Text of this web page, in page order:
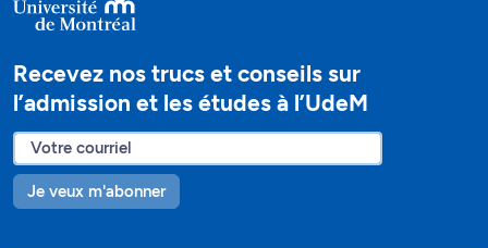
Recevez nos trucs et conseils sur
l’admission et les études à l’UdeM
Je veux m'abonner